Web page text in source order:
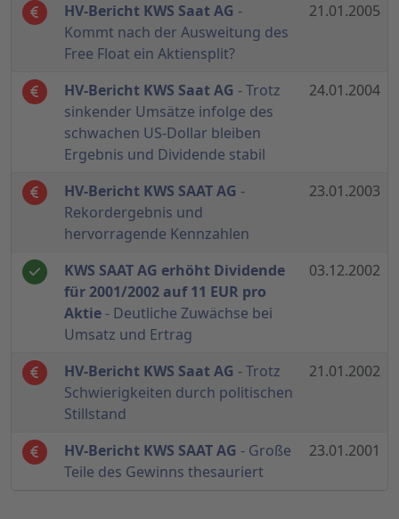
HV-Bericht KWS Saat AG -
Kommt nach der Ausweitung des
Free Float ein Aktiensplit?
21.01.2005
HV-Bericht KWS Saat AG - Trotz
sinkender Umsätze infolge des
schwachen US-Dollar bleiben
Ergebnis und Dividende stabil
24.01.2004
HV-Bericht KWS SAAT AG -
Rekordergebnis und
hervorragende Kennzahlen
23.01.2003
KWS SAAT AG erhöht Dividende
für 2001/2002 auf 11 EUR pro
Aktie- Deutliche Zuwächse bei
Umsatz und Ertrag
03.12.2002
HV-Bericht KWS Saat AG - Trotz
Schwierigkeiten durch politischen
Stillstand
21.01.2002
HV-Bericht KWS SAAT AG - Große
Teile des Gewinns thesauriert
23.01.2001